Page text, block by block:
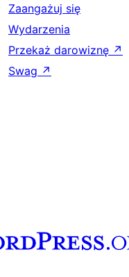
Zaangażuj się
Wydarzenia
Przekaż darowiznę ↗
Swag ↗